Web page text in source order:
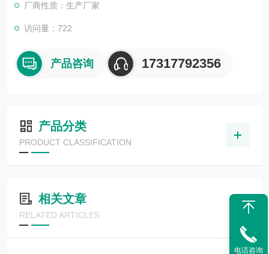
厂商性质：生产厂家
访问量：722
产品咨询 17317792356
产品分类
PRODUCT CLASSIFICATION
相关文章
RELATED ARTICLES
电话咨询